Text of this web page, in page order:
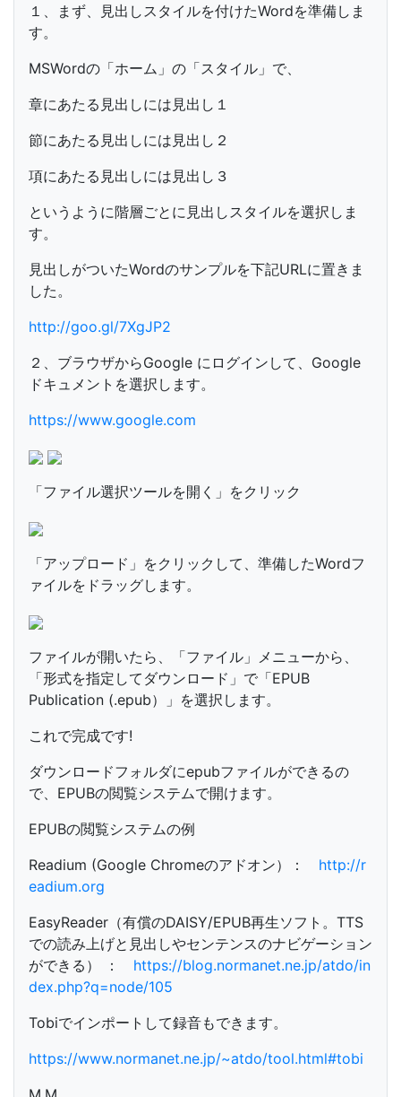
１、まず、見出しスタイルを付けたWordを準備しま
す。
MSWordの「ホーム」の「スタイル」で、
章にあたる見出しには見出し１
節にあたる見出しには見出し２
項にあたる見出しには見出し３
というように階層ごとに見出しスタイルを選択しま
す。
見出しがついたWordのサンプルを下記URLに置きま
した。
http://goo.gl/7XgJP2
２、ブラウザからGoogle にログインして、Google
ドキュメントを選択します。
https://www.google.com
「ファイル選択ツールを開く」をクリック
「アップロード」をクリックして、準備したWordフ
ァイルをドラッグします。
ファイルが開いたら、「ファイル」メニューから、
「形式を指定してダウンロード」で「EPUB
Publication (.epub）」を選択します。
これで完成です!
ダウンロードフォルダにepubファイルができるの
で、EPUBの閲覧システムで開けます。
EPUBの閲覧システムの例
Readium (Google Chromeのアドオン）： http://r
eadium.org
EasyReader（有償のDAISY/EPUB再生ソフト。TTS
での読み上げと見出しやセンテンスのナビゲーション
ができる） ： https://blog.normanet.ne.jp/atdo/in
dex.php?q=node/105
Tobiでインポートして録音もできます。
https://www.normanet.ne.jp/~atdo/tool.html#tobi